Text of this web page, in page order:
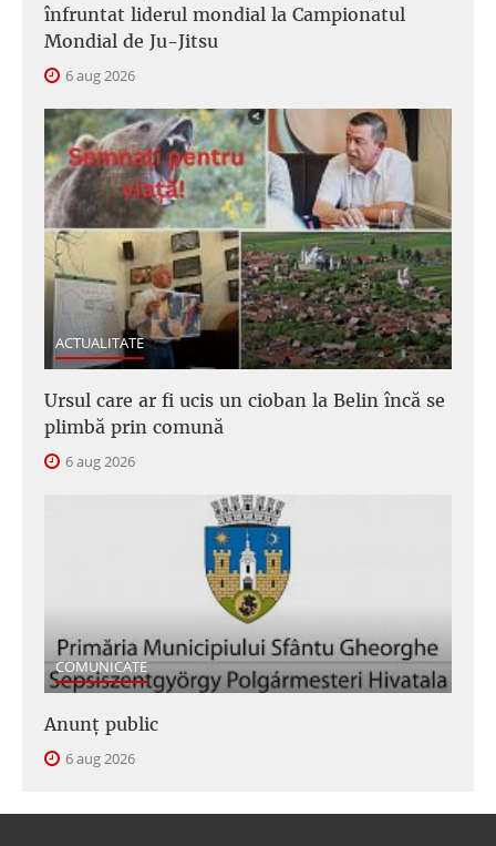
înfruntat liderul mondial la Campionatul
Mondial de Ju-Jitsu
6 aug 2026
ACTUALITATE
Ursul care ar fi ucis un cioban la Belin încă se
plimbă prin comună
6 aug 2026
COMUNICATE
Anunţ public
6 aug 2026